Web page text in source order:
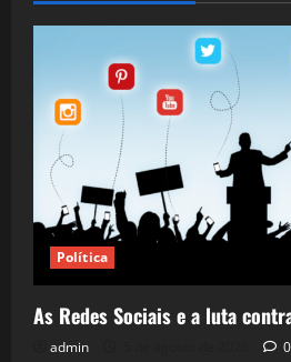
Política
As Redes Sociais e a luta
admin 0